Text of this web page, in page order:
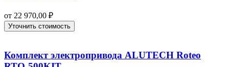
от 22 970,00 ₽
Уточнить стоимость
Комплект электропривода ALUTECH Roteo